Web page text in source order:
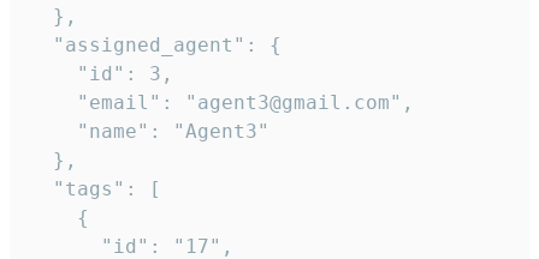
  },
  "assigned_agent": {
    "id": 3,
    "email": "agent3@gmail.com",
    "name": "Agent3"
  },
  "tags": [
    {
      "id": "17",